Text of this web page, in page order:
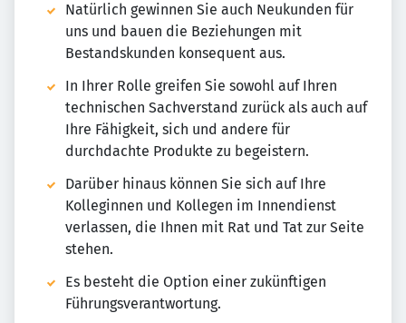
Natürlich gewinnen Sie auch Neukunden für
uns und bauen die Beziehungen mit
Bestandskunden konsequent aus.
In Ihrer Rolle greifen Sie sowohl auf Ihren
technischen Sachverstand zurück als auch auf
Ihre Fähigkeit, sich und andere für
durchdachte Produkte zu begeistern.
Darüber hinaus können Sie sich auf Ihre
Kolleginnen und Kollegen im Innendienst
verlassen, die Ihnen mit Rat und Tat zur Seite
stehen.
Es besteht die Option einer zukünftigen
Führungsverantwortung.